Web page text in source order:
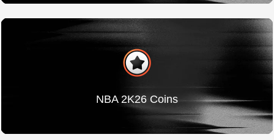
NBA 2K26 Coins